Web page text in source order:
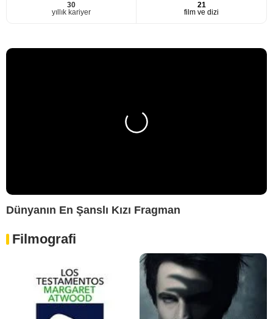
30
yıllık kariyer
21
film ve dizi
Dünyanın En Şanslı Kızı Fragman
Filmografi